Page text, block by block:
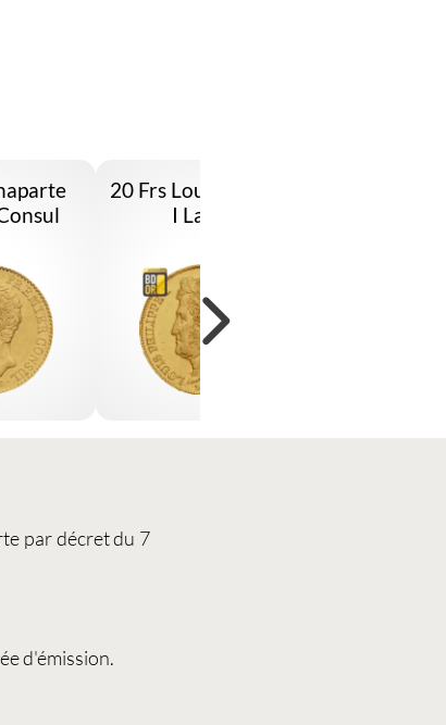
20 Frs Louis Philippe
I Lauré
par décret du 7
d'émission.